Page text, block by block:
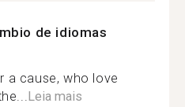
de idiomas
a cause, who love
Leia mais